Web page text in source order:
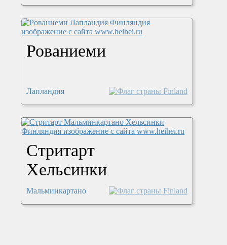
Рованиеми
Лапландия
Стритарт
Хельсинки
Мальминкартано